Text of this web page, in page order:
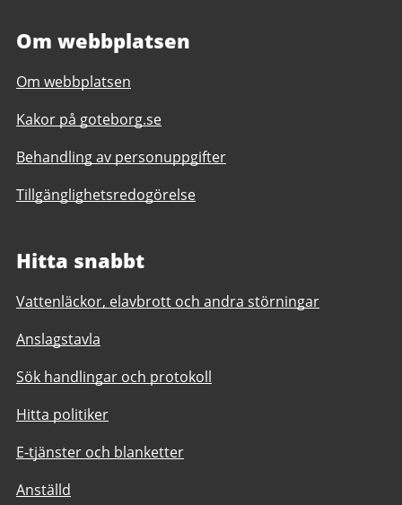
Om webbplatsen
Om webbplatsen
Kakor på goteborg.se
Behandling av personuppgifter
Tillgänglighetsredogörelse
Hitta snabbt
Vattenläckor, elavbrott och andra störningar
Anslagstavla
Sök handlingar och protokoll
Hitta politiker
E-tjänster och blanketter
Anställd